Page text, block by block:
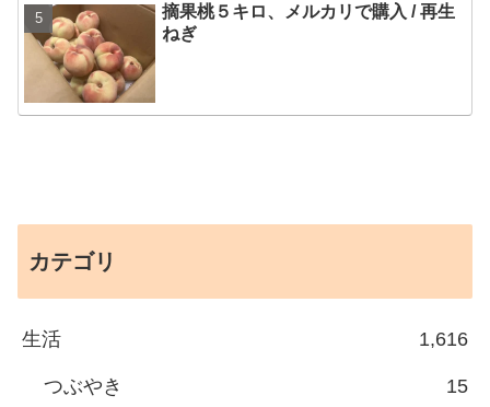
摘果桃５キロ、メルカリで購入 / 再生
ねぎ
カテゴリ
生活 1,616
つぶやき 15